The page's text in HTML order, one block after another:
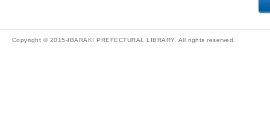
Copyright © 2015-IBARAKI PREFECTURAL LIBRARY. All rights reserved.